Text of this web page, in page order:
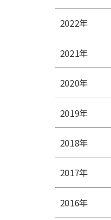
2022年
2021年
2020年
2019年
2018年
2017年
2016年